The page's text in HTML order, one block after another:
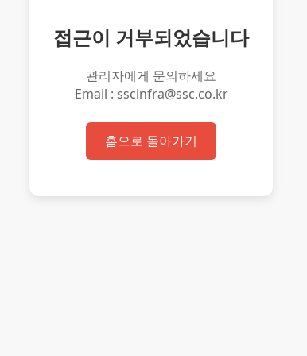
접근이 거부되었습니다
관리자에게 문의하세요
Email : sscinfra@ssc.co.kr
홈으로 돌아가기